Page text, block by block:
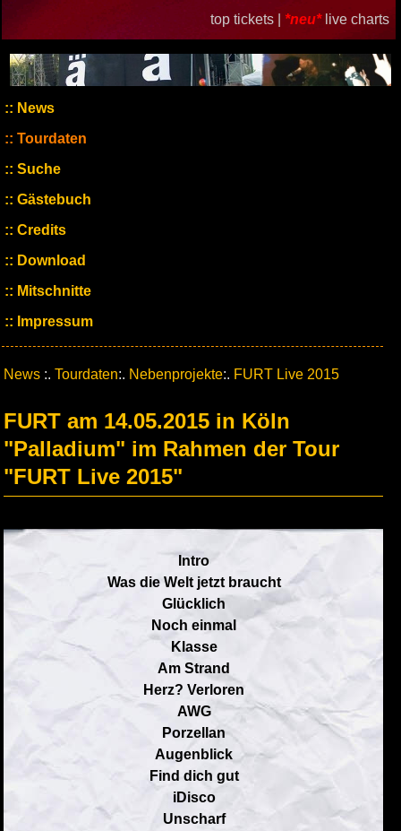
top tickets | *neu* live charts
News
Tourdaten
Suche
Gästebuch
Credits
Download
Mitschnitte
Impressum
News :. Tourdaten:. Nebenprojekte:. FURT Live 2015
FURT am 14.05.2015 in Köln
"Palladium" im Rahmen der Tour
"FURT Live 2015"
Intro
Was die Welt jetzt braucht
Glücklich
Noch einmal
Klasse
Am Strand
Herz? Verloren
AWG
Porzellan
Augenblick
Find dich gut
iDisco
Unscharf